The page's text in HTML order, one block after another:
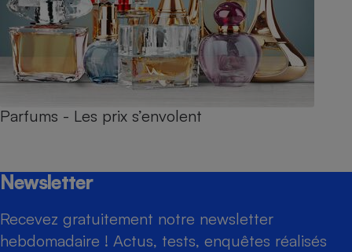
Parfums - Les prix s’envolent
Newsletter
Recevez gratuitement notre newsletter
hebdomadaire ! Actus, tests, enquêtes réalisés